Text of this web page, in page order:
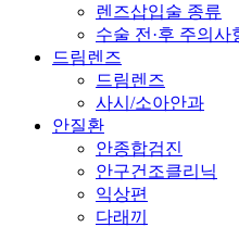
렌즈삽입술 종류
수술 전·후 주의사
드림렌즈
드림렌즈
사시/소아안과
안질환
안종합검진
안구건조클리닉
익상편
다래끼